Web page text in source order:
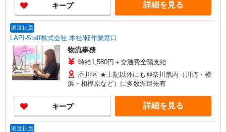
キープ 詳細を見る
派遣社員
LAPI-Staff株式会社 本社/軽作業窓口
物流事務
時給1,580円＋交通費全額支給
品川区 ★上記以外にも神奈川県内（川崎・横
浜・相模原など）に多数派遣先有
キープ 詳細を見る
派遣社員